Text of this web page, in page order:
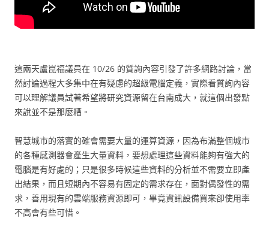
這兩天盧崑福議員在 10/26 的質詢內容引發了許多網路討論，當
然討論過程大多集中在有疑慮的超級電腦定義，實際看質詢內容
可以理解議員試著希望將研究資源留在台南成大，就這個出發點
來說並不是那麼糟。
智慧城市的落實的確會需要大量的運算資源，因為布滿整個城市
的各種感測器會產生大量資料，要想處理這些資料能夠有強大的
電腦是有好處的；只是很多時候這些資料的分析並不需要立即產
出結果，而且短期內不容易有固定的需求存在，面對偶發性的需
求，善用現有的雲端服務資源即可，畢竟資訊設備買來卻使用率
不高會有些可惜。